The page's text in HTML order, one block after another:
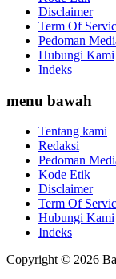
Disclaimer
Term Of
Pedoman
Hubungi Kami
Indeks
menu bawah
Tentang kami
Redaksi
Pedoman
Kode Etik
Disclaimer
Term Of
Hubungi Kami
Indeks
Copyright © 2026